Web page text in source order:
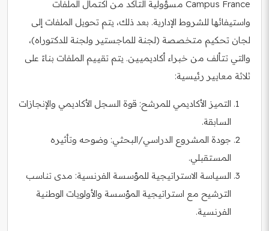
Campus France مسؤولية التأكد من اكتمال الملفات
واستيفائها للشروط الإدارية. بعد ذلك، يتم تحويل الملفات إلى
لجان تحكيم متخصصة (لجنة للماجستير ولجنة للدكتوراه)،
والتي تتألف من خبراء أكاديميين. يتم تقييم الملفات بناءً على
ثلاثة معايير رئيسية:
التميز الأكاديمي للمرشح: قوة السجل الأكاديمي والإنجازات
السابقة.
جودة المشروع الدراسي/البحثي: وضوحه وتأثيره
المستقبلي.
السياسة الاستراتيجية للمؤسسة الفرنسية: مدى تناسب
الترشيح مع استراتيجية المؤسسة والأولويات الوطنية
الفرنسية.